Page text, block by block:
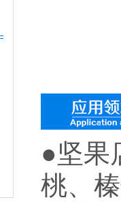
●坚果
桃、